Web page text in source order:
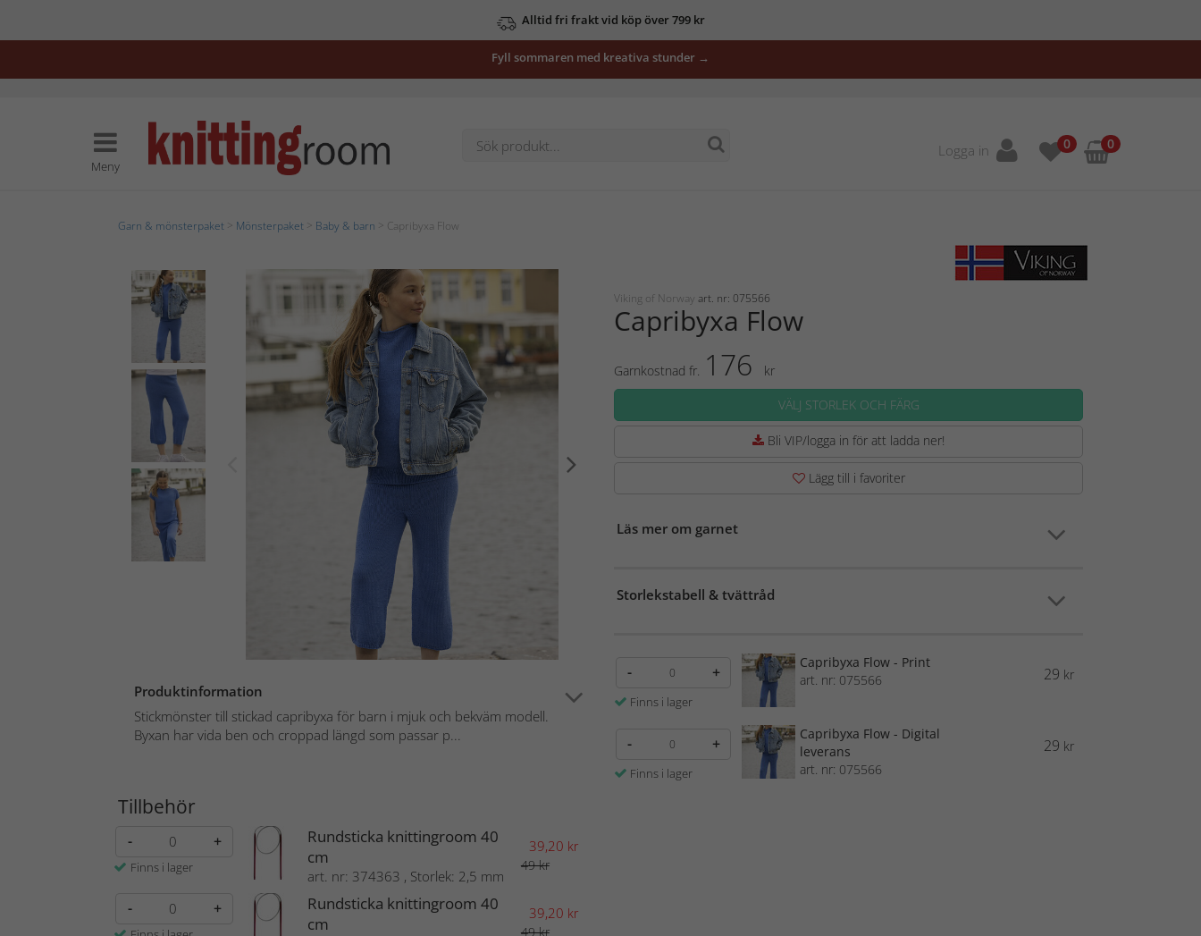
Alltid fri frakt vid köp över 799 kr
Fyll sommaren med kreativa stunder →
Meny
Logga in 0 0
Garn & mönsterpaket Mönsterpaket Baby & barn > Capribyxa Flow
Produktinformation
Stickmönster till stickad capribyxa för barn i mjuk och bekväm modell.
Byxan har vida ben och croppad längd som passar p...
Viking of Norway art. nr: 075566
Capribyxa Flow
Garnkostnad fr. 176
kr
VÄLJ STORLEK OCH FÄRG
Bli VIP/logga in för att ladda ner!
Lägg till i favoriter
Läs mer om garnet
Storlekstabell & tvättråd
- +
Finns i lager
Capribyxa Flow - Print
art. nr: 075566
29 kr
- +
Finns i lager
Capribyxa Flow - Digital
leverans
art. nr: 075566
29 kr
Tillbehör
- +
Finns i lager
Rundsticka knittingroom 40
cm
art. nr: 374363 , Storlek: 2,5 mm
39,20 kr
49 kr
- +
Rundsticka knittingroom 40
cm
39,20 kr
49 kr